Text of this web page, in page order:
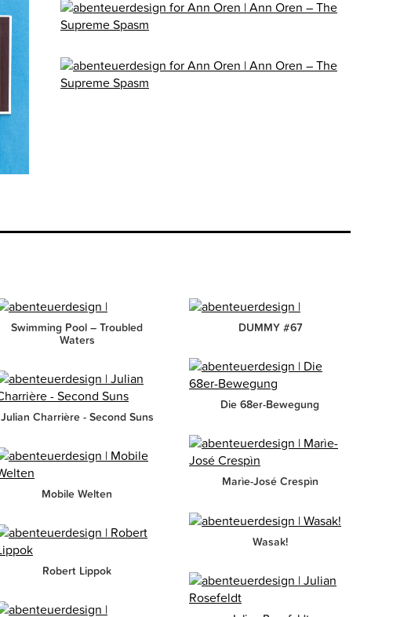
Swimming Pool – Troubled
Waters
DUMMY #67
Die 68er-Bewegung
Julian Charrière - Second Suns
Marìe-José Crespìn
Mobile Welten
Wasak!
Robert Lippok